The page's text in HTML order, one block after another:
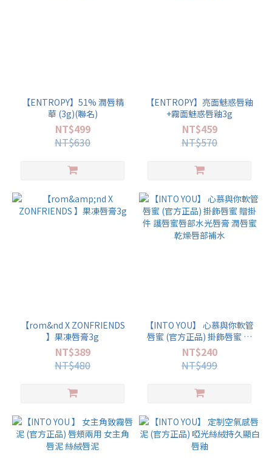
【ENTROPY】51% 潤唇精
華 (3g)(聯名)
NT$499
NT$630
【ENTROPY】亮面魅惑唇釉
+霧面魅惑唇釉3g
NT$459
NT$570
【rom&nd X ZONFRIENDS
】果凍唇膏3g
NT$389
NT$480
【INTO YOU】 心慕與你軟管
唇蜜 (官方正品) 掛飾唇蜜 贈
掛件 護唇蜜唇部水光唇膏 潤
唇蜜 乾燥唇部補水
NT$240
NT$499